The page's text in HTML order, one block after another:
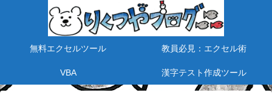
無料エクセルツール 教員必見：エクセル術
VBA 漢字テスト作成ツール